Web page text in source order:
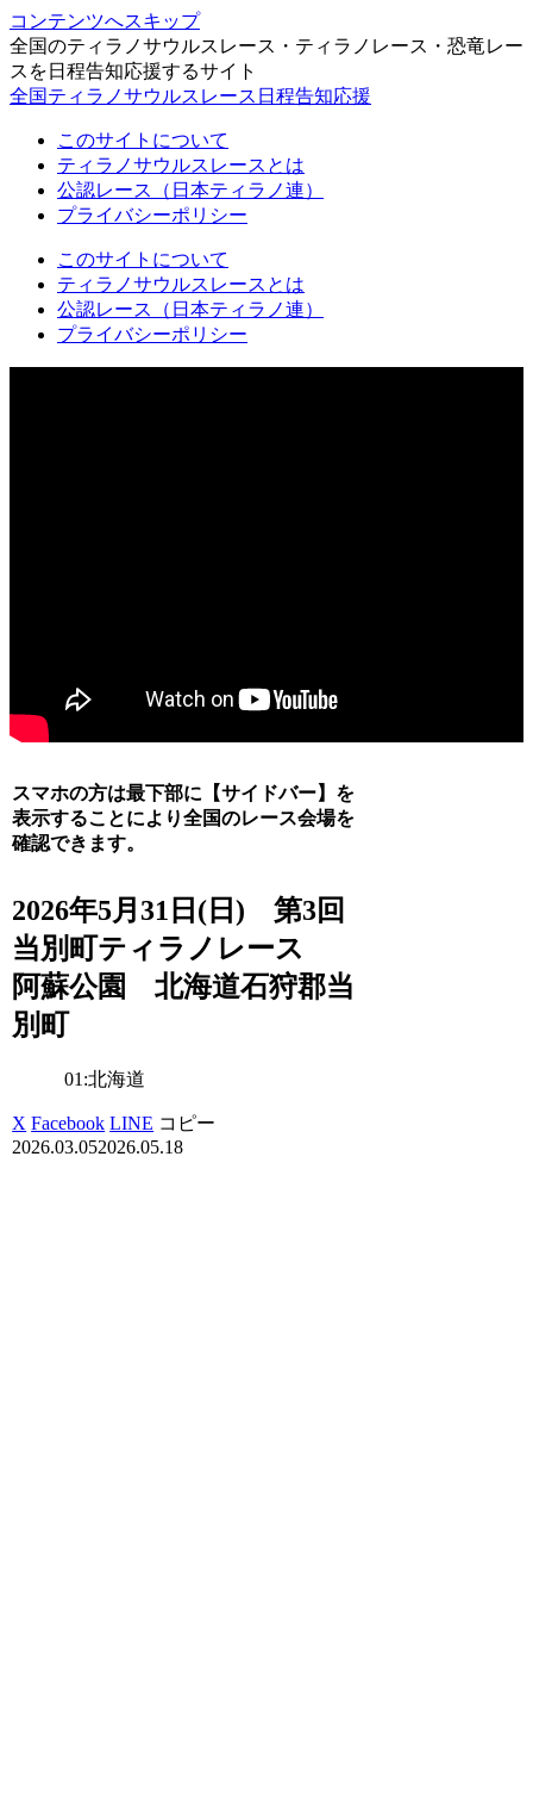
コンテンツへスキップ
全国のティラノサウルスレース・ティラノレース・恐竜レー
スを日程告知応援するサイト
全国ティラノサウルスレース日程告知応援
このサイトについて
ティラノサウルスレースとは
公認レース（日本ティラノ連）
プライバシーポリシー
このサイトについて
ティラノサウルスレースとは
公認レース（日本ティラノ連）
プライバシーポリシー
スマホの方は最下部に【サイドバー】を
表示することにより全国のレース会場を
確認できます。
2026年5月31日(日) 第3回
当別町ティラノレース
阿蘇公園 北海道石狩郡当
別町
01:北海道
X Facebook LINE コピー
2026.03.052026.05.18